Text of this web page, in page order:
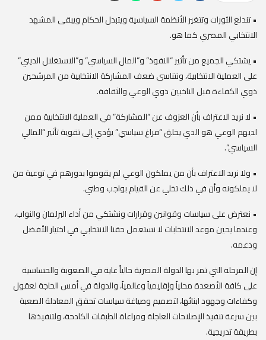
• تندلع الثورات وتتغير الأنظمة السياسية ويتبدل الحكام ويبقى المشهد
الانتخابي المصري كما هو.
• يشتكي الجميع من تأثير “النفوذ” و”المال السياسي” و”الاستغلال الديني”
على العملية الانتخابية، ونتناسى ضعف المشاركة الانتخابية من المرشحين
ذوي الكفاءة قبل الناخبين ذوي الوعي والثقافة.
• لا نريد الاعتراف بأن العزوف عن “المشاركة” في العملية الانتخابية ممن
لديهم الوعي هو الذي يخلق “فراغ سياسي” يؤدي إلى تقوية تأثير “المالي
السياسي”.
• ولا نريد الاعتراف بأن من يملكون الوعي لم يقوموا بدورهم في توعية من
لا يملكونه وأن في ذلك تخلي عن القيام بواجب وطني.
• نعترض على سياسات وقوانين وقرارات ونشتكي من أداء البرلمان والنواب،
وعندما يحين موعد الانتخابات لا نستعمل حقنا الانتخابي في اختيار الأفضل
ودعمه.
إن المرحلة التي تمر بها الدولة المصرية حالياً غاية في الصعوبة والحساسية
على كافة الأصعدة محلياً وإقليمياً وعالمياً، والدولة في أمس الحاجة لعقول
وكفاءات وجهود ابنائها، لتصميم وصياغة سياسات تحقق المعادلة الصعبة
بين سرعة تنفيذ الإصلاحات العاجلة ومراعاة الطبقات الكادحة، ولتنفيذها
بطريقة تدريجية.